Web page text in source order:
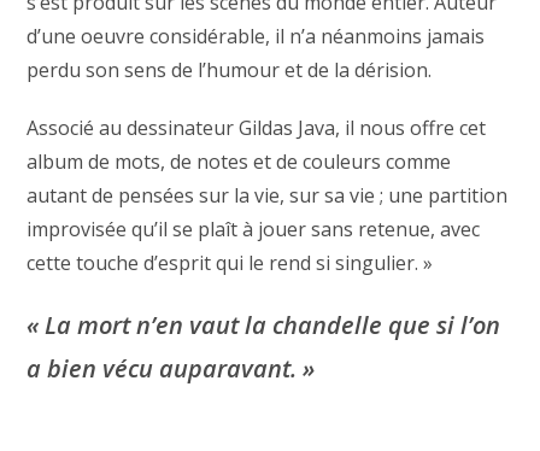
d’une oeuvre considérable, il n’a néanmoins jamais
perdu son sens de l’humour et de la dérision.
Associé au dessinateur Gildas Java, il nous offre cet
album de mots, de notes et de couleurs comme
autant de pensées sur la vie, sur sa vie ; une partition
improvisée qu’il se plaît à jouer sans retenue, avec
cette touche d’esprit qui le rend si singulier. »
« La mort n’en vaut la chandelle que si l’on
a bien vécu auparavant. »